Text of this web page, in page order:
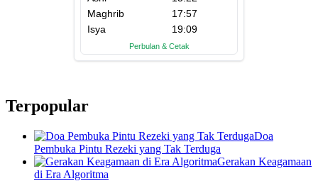
Terpopular
Doa
Pembuka Pintu Rezeki yang Tak Terduga
Gerakan Keagamaan
di Era Algoritma